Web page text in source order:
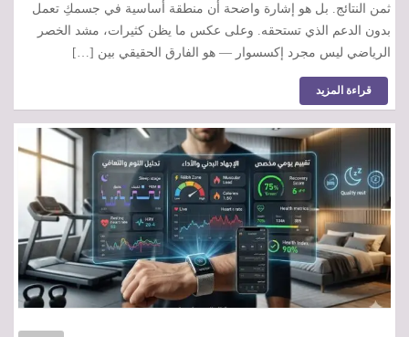
ثمن النتائج. بل هو إشارة واضحة أن منطقة أساسية في جسمكِ تعمل
بدون الدعم الذي تستحقه. وعلى عكس ما يظن كثيرات، مشد الخصر
الرياضي ليس مجرد إكسسوار — هو الفارق الحقيقي بين […]
قراءة المزيد